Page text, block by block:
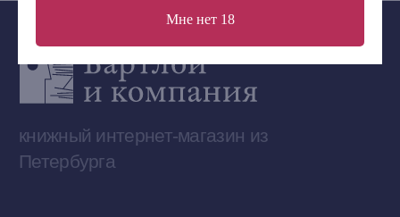
Мне нет 18
Наши книги на «Авито»